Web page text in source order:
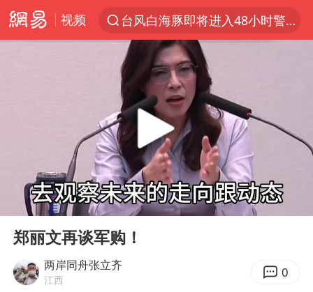
视频
台风白海豚即将进入48小时警戒线
聚“绿”成势，结构转型活力足
金饰克价大幅跳涨
多地要求领导干部带头休假
24小时不关空调 电费会更低吗
龚宝冬烈士安葬仪式举行
Play
00:00 10:26
郑丽文再谈军购！
两岸同舟张立齐
江西 0